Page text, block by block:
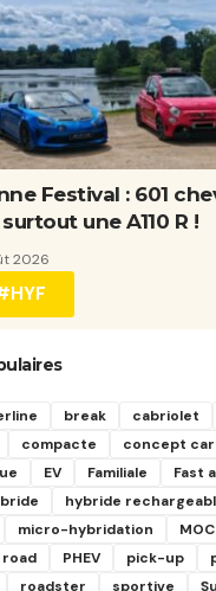
Festival : 601
une A110 R !
2026
break cabriolet
compacte concept car
EV Familiale
Fast
hybride
micro-hybridation MOC
road PHEV pick-up
roadster sportive